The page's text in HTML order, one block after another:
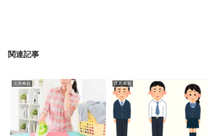
関連記事
注意喚起 注意喚起